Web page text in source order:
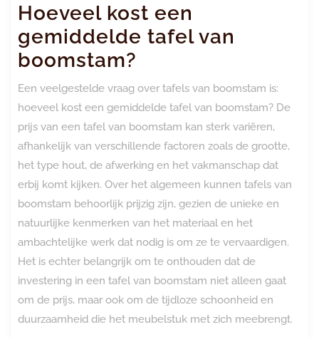
Hoeveel kost een
gemiddelde tafel van
boomstam?
Een veelgestelde vraag over tafels van boomstam is:
hoeveel kost een gemiddelde tafel van boomstam? De
prijs van een tafel van boomstam kan sterk variëren,
afhankelijk van verschillende factoren zoals de grootte,
het type hout, de afwerking en het vakmanschap dat
erbij komt kijken. Over het algemeen kunnen tafels van
boomstam behoorlijk prijzig zijn, gezien de unieke en
natuurlijke kenmerken van het materiaal en het
ambachtelijke werk dat nodig is om ze te vervaardigen.
Het is echter belangrijk om te onthouden dat de
investering in een tafel van boomstam niet alleen gaat
om de prijs, maar ook om de tijdloze schoonheid en
duurzaamheid die het meubelstuk met zich meebrengt.